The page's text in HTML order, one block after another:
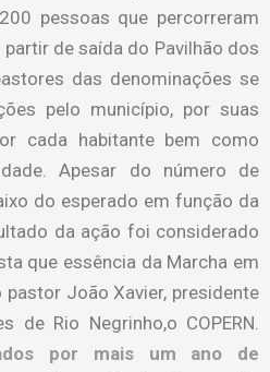
pessoas que percorreram
de saída do Pavilhão dos
das denominações se
pelo município, por suas
cada habitante bem como
Apesar do número de
do esperado em função da
da ação foi considerado
que essência da Marcha em
João Xavier, presidente
de Rio Negrinho,o COPERN.
por mais um ano de